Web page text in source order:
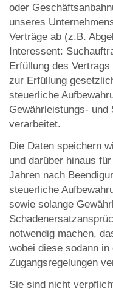
oder
unseres
Verträge ab (z.B.
Interessent:
Erfüllung des
zur Erfüllung
steuerliche
Gewährleistungs- und
verarbeitet.
Die Daten speichern
und darüber hinaus
Jahren nach
steuerliche
sowie solange
notwendig machen,
wobei diese sodann
Zugangsregelungen
Sie sind nicht